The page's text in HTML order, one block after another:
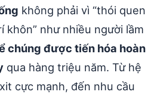
không phải vì “thói quen
khôn” như nhiều người lầm
chúng được tiến hóa hoàn
qua hàng triệu năm. Từ hệ
cực mạnh, đến nhu cầu